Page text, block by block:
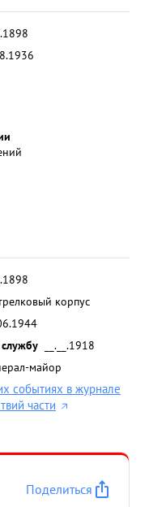
корпус
__.__.1918
майор
событиях в журнале
части
Поделиться